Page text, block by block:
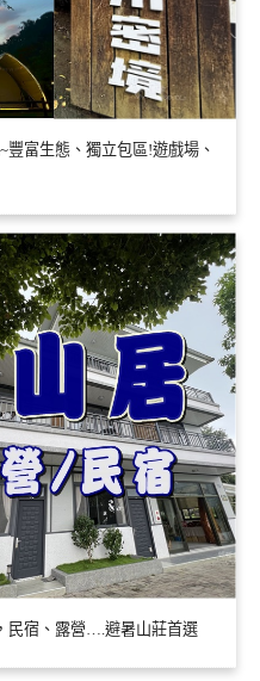
富生態、獨立包區!遊戲場、
民宿、露營….避暑山莊首選